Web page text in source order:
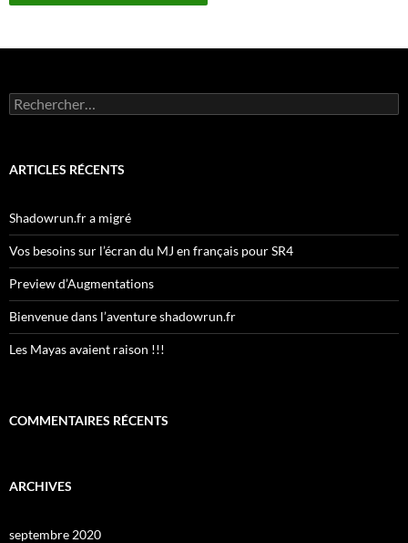
Rechercher :
ARTICLES RÉCENTS
Shadowrun.fr a migré
Vos besoins sur l’écran du MJ en français pour SR4
Preview d’Augmentations
Bienvenue dans l’aventure shadowrun.fr
Les Mayas avaient raison !!!
COMMENTAIRES RÉCENTS
ARCHIVES
septembre 2020